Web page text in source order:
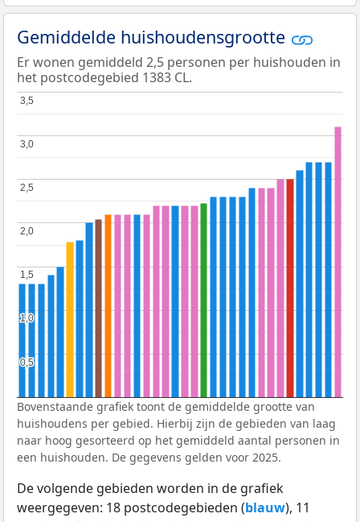
Gemiddelde huishoudensgrootte
Er wonen gemiddeld 2,5 personen per huishouden in
het postcodegebied 1383 CL.
0,5
0,5
1,0
1,0
1,5
1,5
2,0
2,0
2,5
2,5
3,0
3,0
3,5
3,5
Bovenstaande grafiek toont de gemiddelde grootte van
huishoudens per gebied. Hierbij zijn de gebieden van laag
naar hoog gesorteerd op het gemiddeld aantal personen in
een huishouden. De gegevens gelden voor 2025.
De volgende gebieden worden in de grafiek
weergegeven: 18 postcodegebieden (blauw), 11